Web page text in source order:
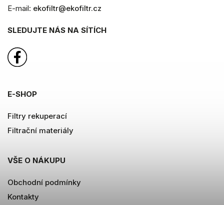
E-mail: ekofiltr@ekofiltr.cz
SLEDUJTE NÁS NA SÍTÍCH
E-SHOP
Filtry rekuperací
Filtrační materiály
VŠE O NÁKUPU
Obchodní podmínky
Kontakty